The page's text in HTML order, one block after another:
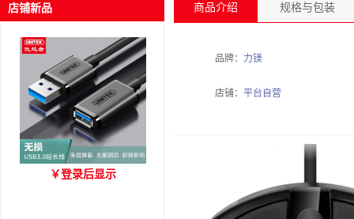
店铺新品
优越者Y-C479国标无氧铜
￥登录后显示
商品介绍 规格与包装
品牌： 力镁
店铺： 平台自营